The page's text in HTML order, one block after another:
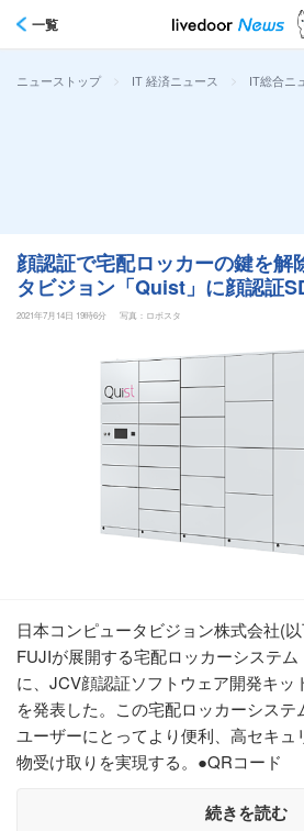
一覧
ニューストップ > IT 経済ニュース > IT総合ニ
顔認証で宅配ロッカーの鍵を解
タビジョン「Quist」に顔認証
2021年7月14日 19時6分 写真：ロボスタ
日本コンピュータビジョン株式会社(
FUJIが展開する宅配ロッカーシステ
に、JCV顔認証ソフトウェア開発キッ
を発表した。この宅配ロッカーシス
ユーザーにとってより便利、高セキュ
物受け取りを実現する。●QRコード
続きを読む